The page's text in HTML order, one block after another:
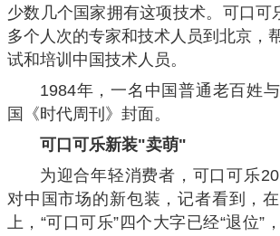
少数几个国家拥有这项技术。可口可
多个人次的专家和技术人员到北京，
试和培训中国技术人员。
1984年，一名中国普通老百姓
国《时代周刊》封面。
可口可乐新装"卖萌"
为迎合年轻消费者，可口可乐
对中国市场的新包装，记者看到，
上，“可口可乐”四个大字已经“退位”